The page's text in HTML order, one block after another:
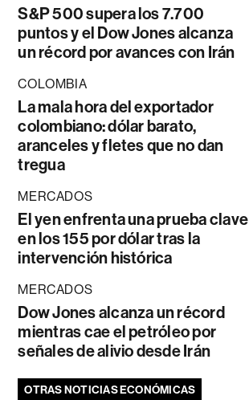
S&P 500 supera los 7.700
puntos y el Dow Jones alcanza
un récord por avances con Irán
COLOMBIA
La mala hora del exportador
colombiano: dólar barato,
aranceles y fletes que no dan
tregua
MERCADOS
El yen enfrenta una prueba clave
en los 155 por dólar tras la
intervención histórica
MERCADOS
Dow Jones alcanza un récord
mientras cae el petróleo por
señales de alivio desde Irán
OTRAS NOTICIAS ECONÓMICAS